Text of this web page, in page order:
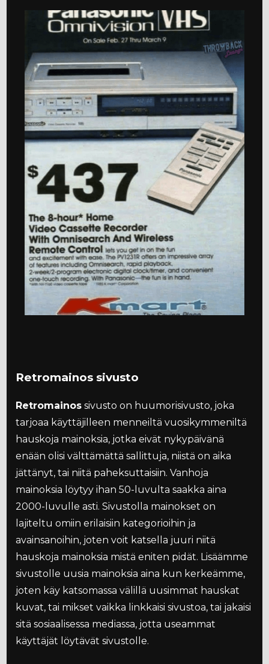
Retromainos sivusto
Retromainos sivusto on huumorisivusto, joka
tarjoaa käyttäjilleen menneiltä vuosikymmeniltä
hauskoja mainoksia, jotka eivät nykypäivänä
enään olisi välttämättä sallittuja, niistä on aika
jättänyt, tai niitä paheksuttaisiin. Vanhoja
mainoksia löytyy ihan 50-luvulta saakka aina
2000-luvulle asti. Sivustolla mainokset on
lajiteltu omiin erilaisiin kategorioihin ja
avainsanoihin, joten voit katsella juuri niitä
hauskoja mainoksia mistä eniten pidät. Lisäämme
sivustolle uusia mainoksia aina kun kerkeämme,
joten käy katsomassa välillä uusimmat hauskat
kuvat, tai mikset vaikka linkkaisi sivustoa, tai jakaisi
sitä sosiaalisessa mediassa, jotta useammat
käyttäjät löytävät sivustolle.